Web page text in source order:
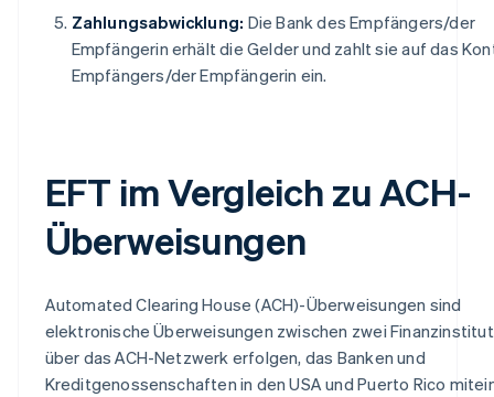
Zahlungsabwicklung: Die Bank des Empfängers/der
Empfängerin erhält die Gelder und zahlt sie auf das
Empfängers/der Empfängerin ein.
EFT im Vergleich zu ACH-
Überweisungen
Automated Clearing House (ACH)-Überweisungen sind
elektronische Überweisungen zwischen zwei
über das ACH-Netzwerk erfolgen, das Banken und
Kreditgenossenschaften in den USA und Puerto Rico